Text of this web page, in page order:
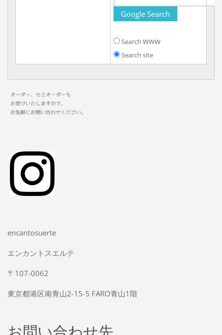
Search WWW
Search site
encantosuerte
エンカントスエルテ
〒107-0062
東京都港区南青山2-15-5 FARO青山1階